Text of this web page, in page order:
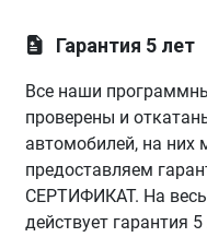
Гарантия 5 лет
Все наши
проверены и
автомобилей, на них
предоставляем
СЕРТИФИКАТ. На
действует гарантия 5